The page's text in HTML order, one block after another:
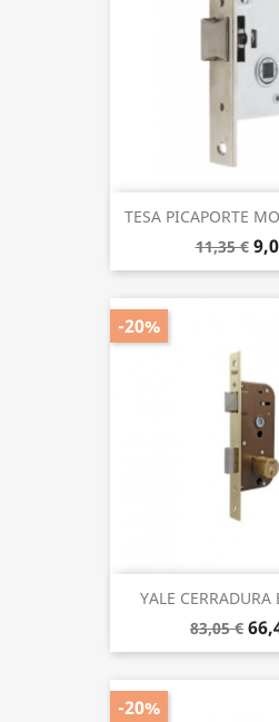
TESA PICAPORTE
11,35 €
YALE
83,05 €
-20%
-20%